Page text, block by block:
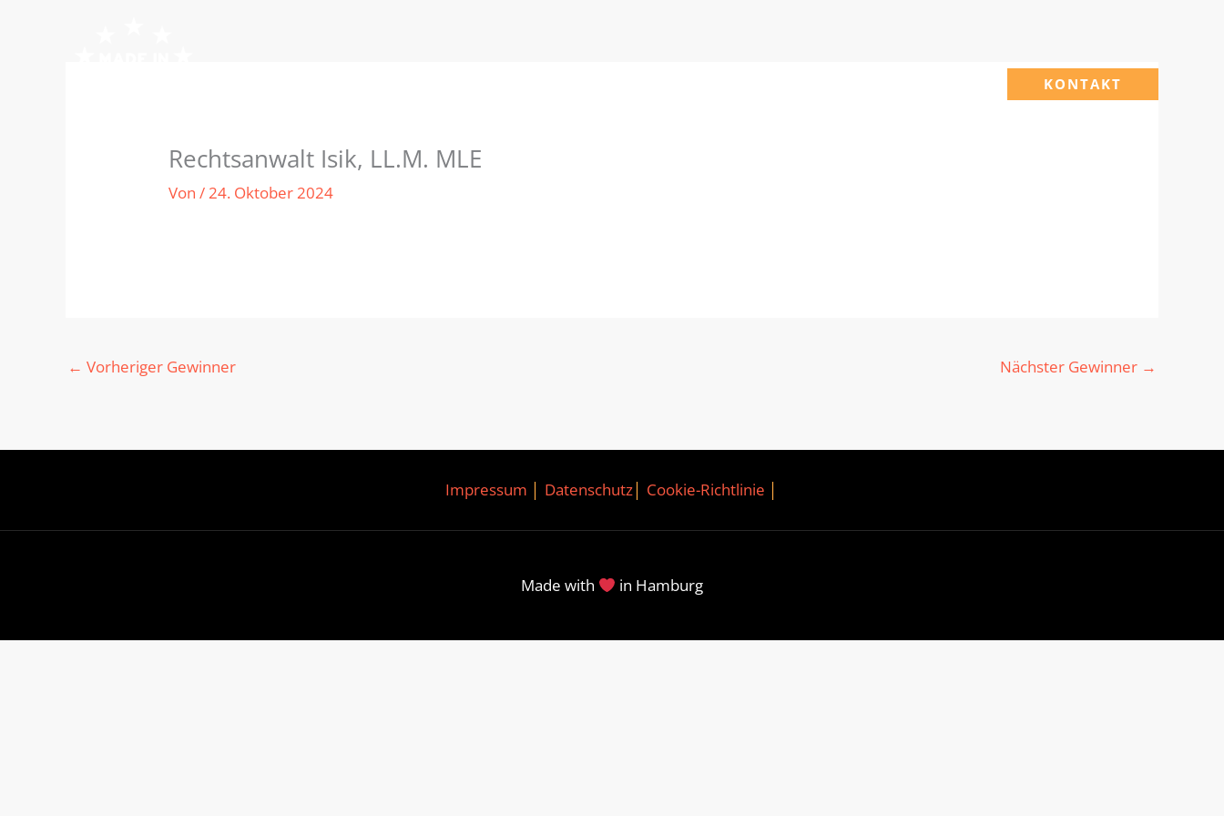
KONTAKT
Rechtsanwalt Isik, LL.M. MLE
Von/24. Oktober 2024
← Vorheriger Gewinner Nächster Gewinner →
Impressum Datenschutz Cookie-Richtlinie
Made with in Hamburg